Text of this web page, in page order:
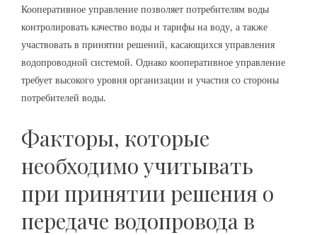
Кооперативное управление позволяет потребителям воды
контролировать качество воды и тарифы на воду, а также
участвовать в принятии решений, касающихся управления
водопроводной системой. Однако кооперативное управление
требует высокого уровня организации и участия со стороны
потребителей воды.
Факторы, которые
необходимо учитывать
при принятии решения о
передаче водопровода в